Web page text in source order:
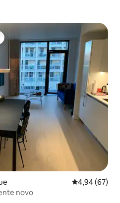
dos hóspedes
4,94 de uma
4,94 (67)
novo